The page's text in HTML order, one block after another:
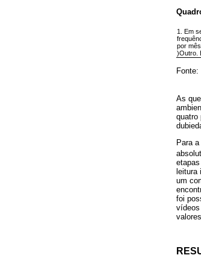
1. Em
por
)Outro.
Fonte:
As
quatro
Para
um
foi
vídeos